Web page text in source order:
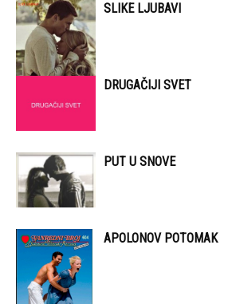
SLIKE LJUBAVI
DRUGAČIJI SVET
PUT U SNOVE
APOLONOV POTOMAK